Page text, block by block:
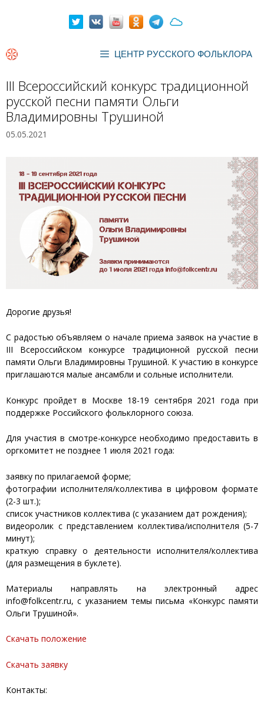
ЦЕНТР РУССКОГО ФОЛЬКЛОРА
III Всероссийский конкурс традиционной
русской песни памяти Ольги
Владимировны Трушиной
05.05.2021
Дорогие друзья!
С радостью объявляем о начале приема заявок на участие в
III Всероссийском конкурсе традиционной русской песни
памяти Ольги Владимировны Трушиной. К участию в конкурсе
приглашаются малые ансамбли и сольные исполнители.
Конкурс пройдет в Москве 18-19 сентября 2021 года при
поддержке Российского фольклорного союза.
Для участия в смотре-конкурсе необходимо предоставить в
оргкомитет не позднее 1 июля 2021 года:
заявку по прилагаемой форме;
фотографии исполнителя/коллектива в цифровом формате
(2-3 шт.);
список участников коллектива (с указанием дат рождения);
видеоролик с представлением коллектива/исполнителя (5-7
минут);
краткую справку о деятельности исполнителя/коллектива
(для размещения в буклете).
Материалы направлять на электронный адрес
info@folkcentr.ru, с указанием темы письма «Конкурс памяти
Ольги Трушиной».
Скачать положение
Скачать заявку
Контакты: